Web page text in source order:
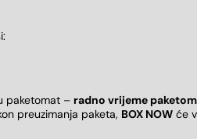
paketomat – radno vrijeme
preuzimanja paketa, BOX NOW će